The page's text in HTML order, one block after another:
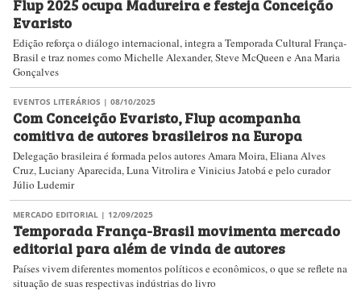
Evaristo
Edição reforça o diálogo internacional, integra a Temporada Cultural França-
Brasil e traz nomes como Michelle Alexander, Steve McQueen e Ana Maria
Gonçalves
EVENTOS LITERÁRIOS | 08/10/2025
Com Conceição Evaristo, Flup acompanha
comitiva de autores brasileiros na Europa
Delegação brasileira é formada pelos autores Amara Moira​, Eliana Alves
Cruz, Luciany Aparecida, ​Luna Vitrolira e Vinicius Jatobá e pelo curador
Júlio Ludemir
MERCADO EDITORIAL | 12/09/2025
Temporada França-Brasil movimenta mercado
editorial para além de vinda de autores
Países vivem diferentes momentos políticos e econômicos, o que se reflete na
situação de suas respectivas indústrias do livro